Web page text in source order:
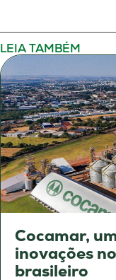
LEIA TAMBÉM
Cocamar,
inovações
brasileiro